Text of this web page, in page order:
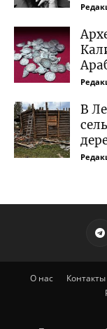
В
О нас Контакты